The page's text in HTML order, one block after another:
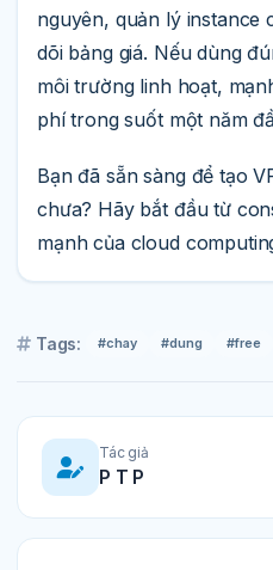
nguyên, quản lý instance
dõi bảng giá. Nếu dùng
môi trường linh hoạt,
phí trong suốt một năm
Bạn đã sẵn sàng để tạo
chưa? Hãy bắt đầu từ
mạnh của cloud
Tags: #chay #dung #free
Tác giả
P T P